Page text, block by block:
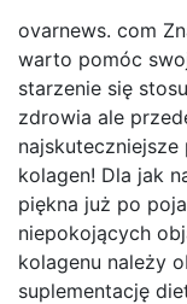
ovarnews. com
warto pomóc
starzenie się
zdrowia ale
kolagen! Dla jak
piękna już po
niepokojących
kolagenu należy
suplementację